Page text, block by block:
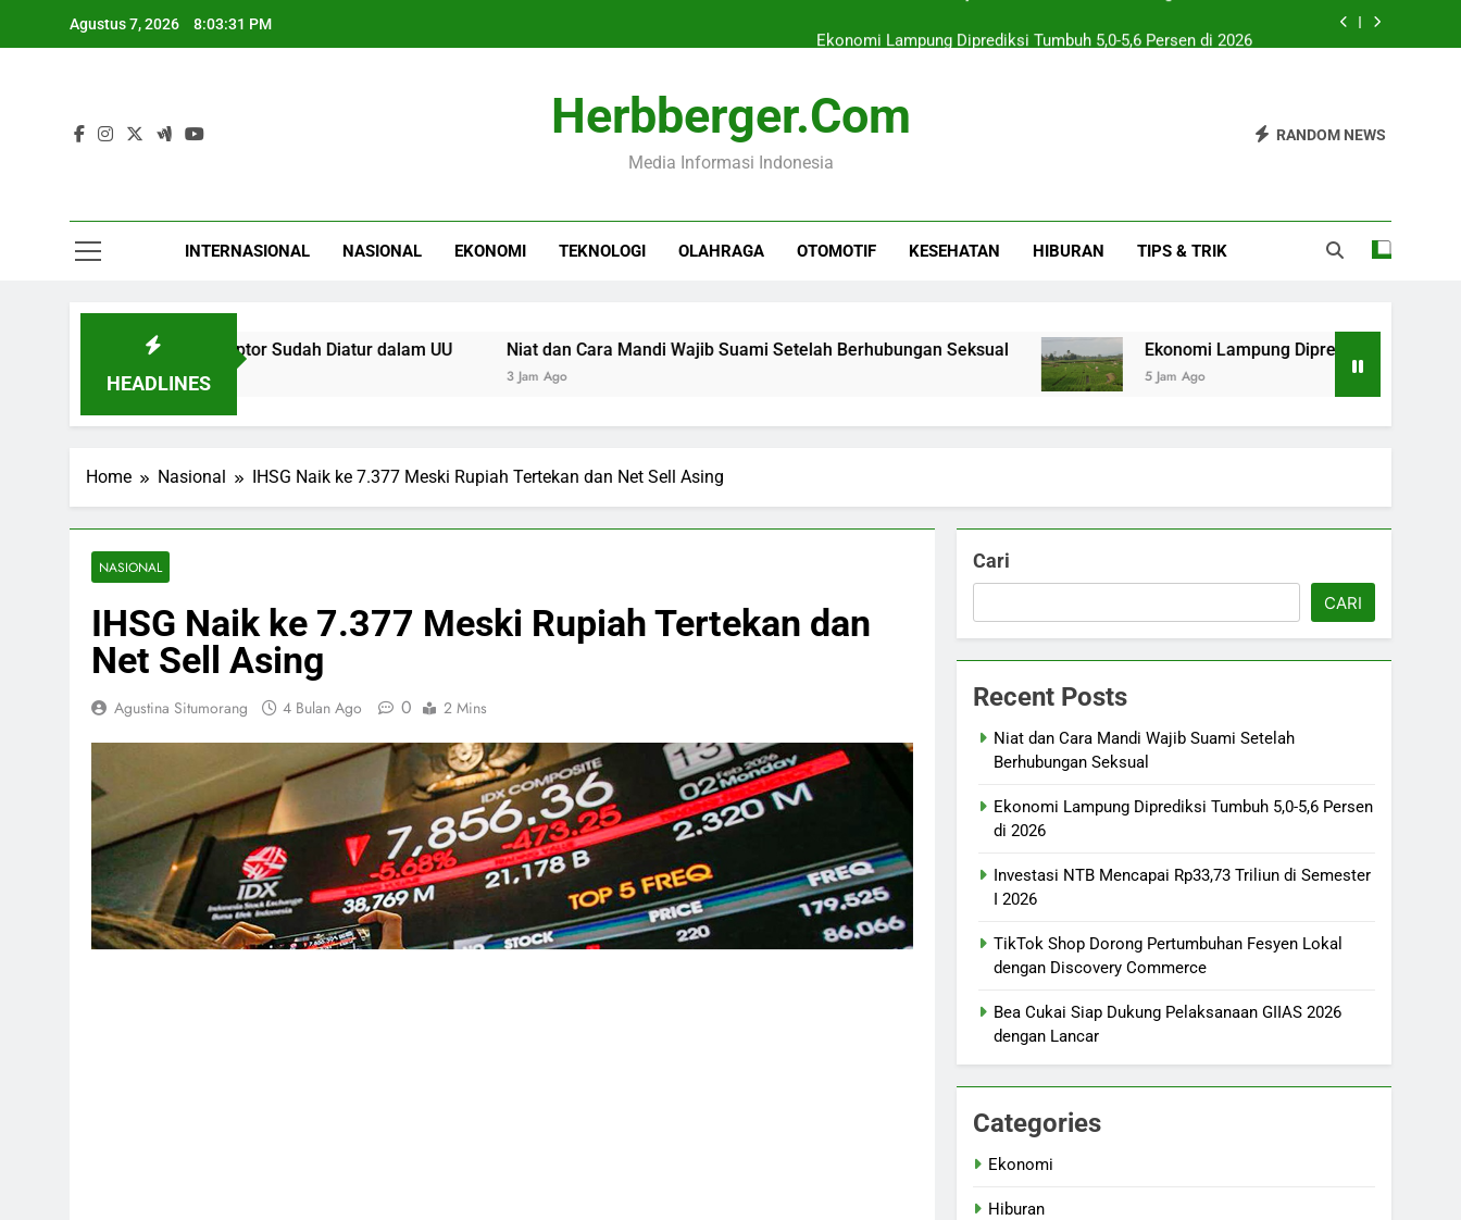
Agustus 7, 2026 8:03:31 PM
TikTok Shop Dorong Pertumbuhan Fesyen Lokal dengan Discovery Commerce
Niat dan Cara Mandi Wajib Suami Setelah Berhubungan Seksual
Investasi NTB Mencapai Rp33,73 Triliun di Semester I 2026
Herbberger.com
Media Informasi Indonesia
RANDOM NEWS
INTERNASIONAL NASIONAL EKONOMI TEKNOLOGI OLAHRAGA OTOMOTIF KESEHATAN HIBURAN TIPS & TRIK
HEADLINES
Mati untuk Koruptor Sudah Diatur dalam UU Niat dan Cara Mandi Wajib Suami Setelah Berhubungan Seksual Ekonomi Lampung Diprediksi Tumbuh 5,0-5,6
5 Jam Ago
Home Nasional IHSG Naik ke 7.377 Meski Rupiah Tertekan dan Net Sell Asing
NASIONAL
IHSG Naik ke 7.377 Meski Rupiah Tertekan dan
Net Sell Asing
Agustina Situmorang 4 Bulan Ago 0 2 Mins
Cari
CARI
Recent Posts
Niat dan Cara Mandi Wajib Suami Setelah
Berhubungan Seksual
Ekonomi Lampung Diprediksi Tumbuh 5,0-5,6 Persen
di 2026
Investasi NTB Mencapai Rp33,73 Triliun di Semester
I 2026
TikTok Shop Dorong Pertumbuhan Fesyen Lokal
dengan Discovery Commerce
Bea Cukai Siap Dukung Pelaksanaan GIIAS 2026
dengan Lancar
Categories
Ekonomi
Hiburan